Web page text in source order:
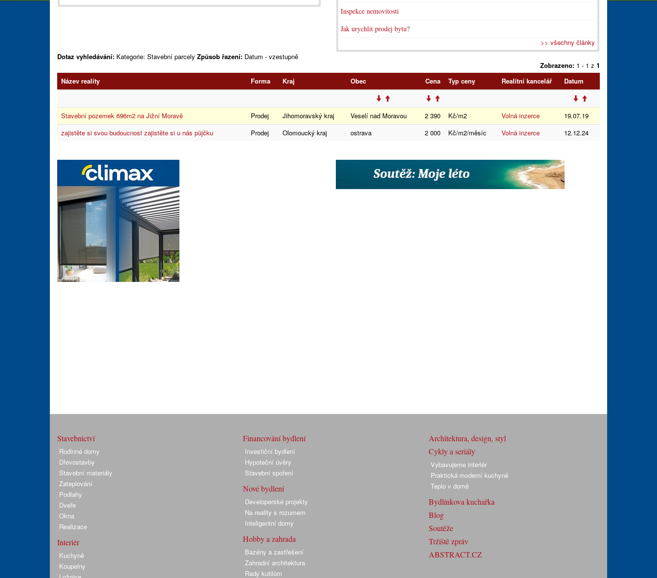
Inspekce nemovitosti
Jak urychlit prodej bytu?
>> všechny články
Dotaz vyhledávání: Kategorie: Stavební parcely Způsob řazení: Datum - vzestupně
Zobrazeno: 1 - 1 z 1
Název reality
Forma Kraj Obec Cena Typ ceny Realitní kancelář Datum
Stavební pozemek 696m2 na Jižní Moravě Prodej Jihomoravský kraj Veselí nad Moravou 2 390 Kč/m2 Volná inzerce
19.07.19
zajistěte si svou budoucnost zajistěte si u nás půjčku
Prodej Olomoucký kraj ostrava 2 000 Kč/m2/měsíc Volná inzerce 12.12.24
Stavebnictví
Rodinné domy
Dřevostavby
Stavební materiály
Zateplování
Podlahy
Dveře
Okna
Realizace
Interiér
Kuchyně
Koupelny
Financování bydlení
Investiční bydlení
Hypoteční úvěry
Stavební spoření
Nové bydlení
Developerské projekty
Na reality s rozumem
Inteligentní domy
Hobby a zahrada
Bazény a zastřešení
Zahradní architektura
Rady kutilům
Architektura, design, styl
Cykly a seriály
Vybavujeme interiér
Praktická moderní kuchyně
Teplo v domě
Bydlínkova kuchařka
Blog
Soutěže
Tržiště zpráv
ABSTRACT.CZ